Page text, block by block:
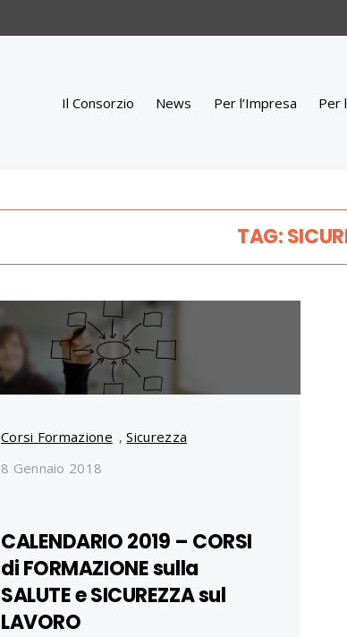
Il Consorzio News Per l’Impresa Per
TAG:
Corsi Formazione ,Sicurezza
8 Gennaio 2018
CALENDARIO 2019 – CORSI
di FORMAZIONE sulla
SALUTE e SICUREZZA sul
LAVORO